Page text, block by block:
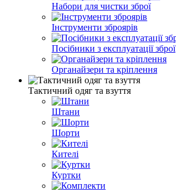
Набори для чистки зброї
Інструменти зброярів
Посібники з експлуатації зброї
Органайзери та кріплення
Тактичний одяг та взуття
Штани
Шорти
Кителі
Куртки